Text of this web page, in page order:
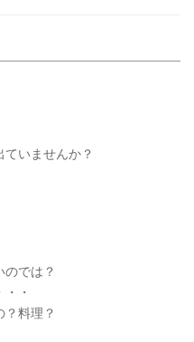
いませんか？
のでは？
・
？料理？